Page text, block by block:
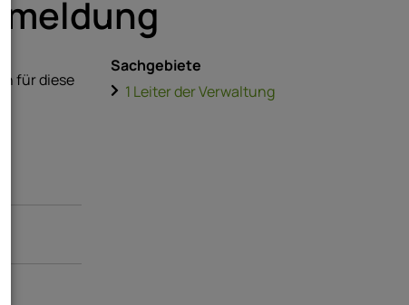
für diese
Sachgebiete
1 Leiter der Verwaltung